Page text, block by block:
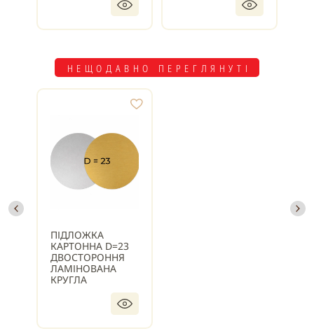
НЕЩОДАВНО ПЕРЕГЛЯНУТІ
ПІДЛОЖКА
КАРТОННА D=23
ДВОСТОРОННЯ
ЛАМІНОВАНА
КРУГЛА